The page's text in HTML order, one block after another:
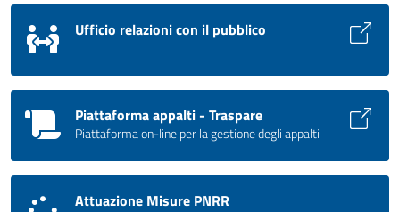
Ufficio relazioni con il pubblico
Piattaforma appalti - Traspare
Piattaforma on-line per la gestione degli appalti
Attuazione Misure PNRR